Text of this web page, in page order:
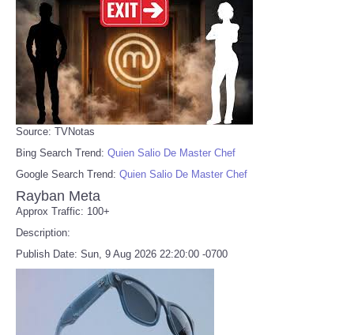
Source: TVNotas
Bing Search Trend: Quien Salio De Master Chef
Google Search Trend: Quien Salio De Master Chef
Rayban Meta
Approx Traffic: 100+
Description:
Publish Date: Sun, 9 Aug 2026 22:20:00 -0700